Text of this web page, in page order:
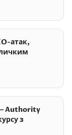
атак,
— Authority
з